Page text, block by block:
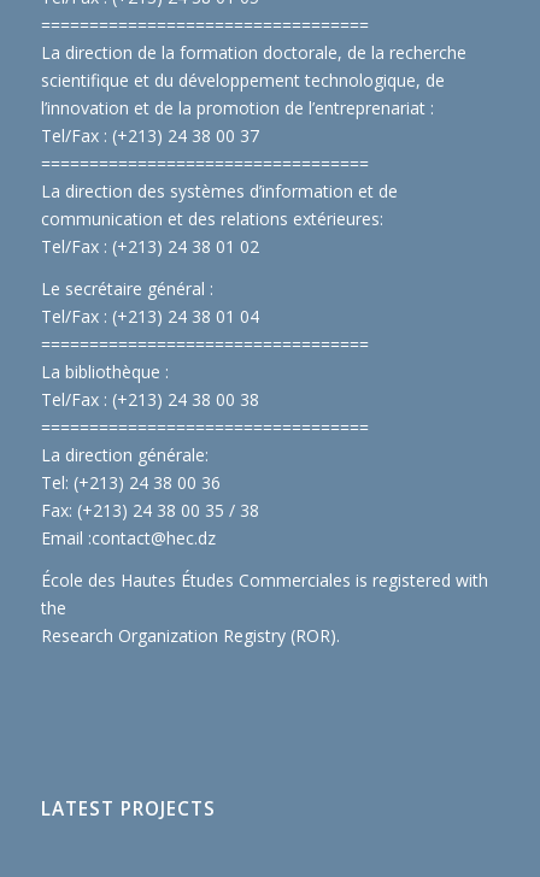
==================================
La direction de la formation doctorale, de la recherche
scientifique et du développement technologique, de
l’innovation et de la promotion de l’entreprenariat :
Tel/Fax : (+213) 24 38 00 37
==================================
La direction des systèmes d’information et de
communication et des relations extérieures:
Tel/Fax : (+213) 24 38 01 02
Le secrétaire général :
Tel/Fax : (+213) 24 38 01 04
==================================
La bibliothèque :
Tel/Fax : (+213) 24 38 00 38
==================================
La direction générale:
Tel: (+213) 24 38 00 36
Fax: (+213) 24 38 00 35 / 38
Email :contact@hec.dz
École des Hautes Études Commerciales is registered with
the
Research Organization Registry (ROR).
LATEST PROJECTS